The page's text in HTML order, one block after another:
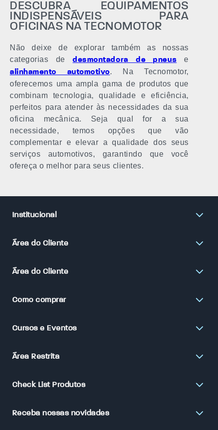
DESCUBRA EQUIPAMENTOS
INDISPENSÁVEIS PARA
OFICINAS NA TECNOMOTOR
Não deixe de explorar também as nossas
categorias dedesmontadora de pneus e
alinhamento automotivo. Na Tecnomotor,
oferecemos uma ampla gama de produtos que
combinam tecnologia, qualidade e eficiência,
perfeitos para atender às necessidades da sua
oficina mecânica. Seja qual for a sua
necessidade, temos opções que vão
complementar e elevar a qualidade dos seus
serviços automotivos, garantindo que você
ofereça o melhor para seus clientes.
Institucional
Área do Cliente
Área do Cliente
Como comprar
Cursos e Eventos
Área Restrita
Check List Produtos
Receba nossas novidades